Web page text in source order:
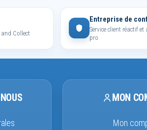
Collect
Entreprise de
Service client réactif
pro
MON
Mon